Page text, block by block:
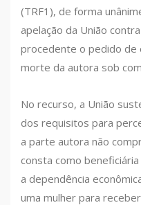
(TRF1), de forma
apelação da União
procedente o pedido de
morte da autora sob
No recurso, a União
dos requisitos para
a parte autora não
consta como
a dependência
uma mulher para